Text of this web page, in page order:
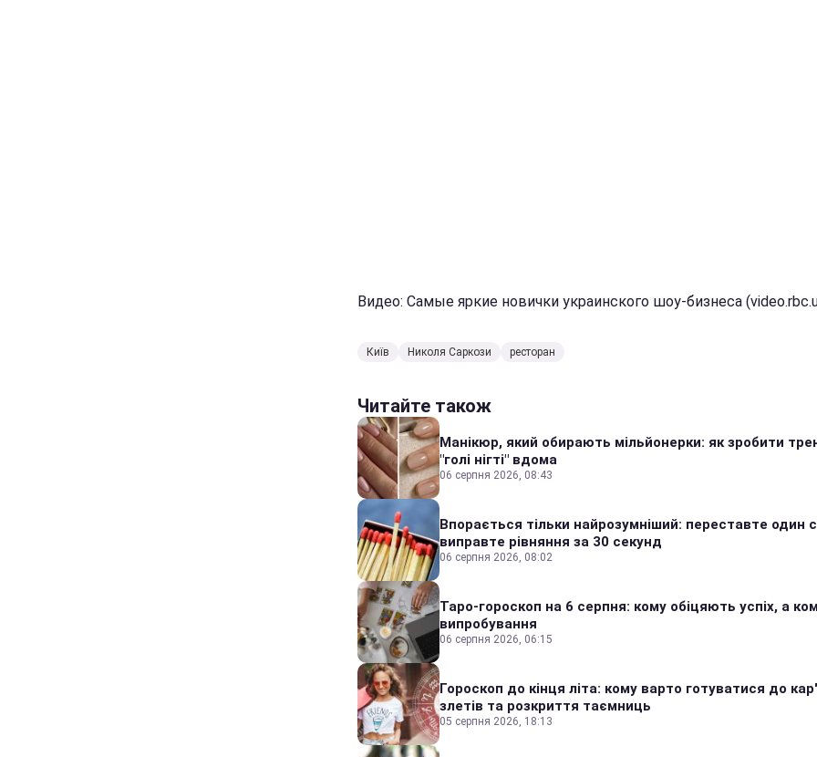
Видео: Самые яркие новички украинского шоу-бизнеса
Київ Николя Саркози ресторан
Читайте також
Манікюр, який обирають мільйонерки: як зробити
"голі нігті" вдома
06 серпня 2026, 08:43
Впорається тільки найрозумніший: переставте один
виправте рівняння за 30 секунд
06 серпня 2026, 08:02
Таро-гороскоп на 6 серпня: кому обіцяють успіх, а
випробування
06 серпня 2026, 06:15
Гороскоп до кінця літа: кому варто готуватися до
злетів та розкриття таємниць
05 серпня 2026, 18:13